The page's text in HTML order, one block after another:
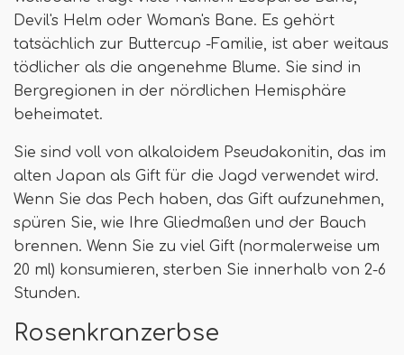
Devil's Helm oder Woman's Bane. Es gehört
tatsächlich zur Buttercup -Familie, ist aber weitaus
tödlicher als die angenehme Blume. Sie sind in
Bergregionen in der nördlichen Hemisphäre
beheimatet.
Sie sind voll von alkaloidem Pseudakonitin, das im
alten Japan als Gift für die Jagd verwendet wird.
Wenn Sie das Pech haben, das Gift aufzunehmen,
spüren Sie, wie Ihre Gliedmaßen und der Bauch
brennen. Wenn Sie zu viel Gift (normalerweise um
20 ml) konsumieren, sterben Sie innerhalb von 2-6
Stunden.
Rosenkranzerbse